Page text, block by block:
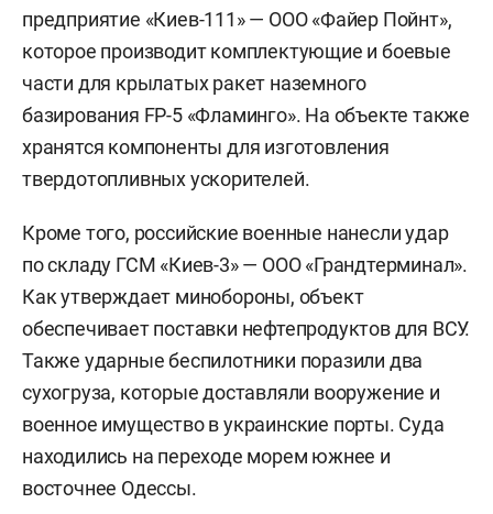
предприятие «Киев-111» — ООО «Файер Пойнт»,
которое производит комплектующие и боевые
части для крылатых ракет наземного
базирования FP-5 «Фламинго». На объекте также
хранятся компоненты для изготовления
твердотопливных ускорителей.
Кроме того, российские военные нанесли удар
по складу ГСМ «Киев-3» — ООО «Грандтерминал».
Как утверждает минобороны, объект
обеспечивает поставки нефтепродуктов для ВСУ.
Также ударные беспилотники поразили два
сухогруза, которые доставляли вооружение и
военное имущество в украинские порты. Суда
находились на переходе морем южнее и
восточнее Одессы.